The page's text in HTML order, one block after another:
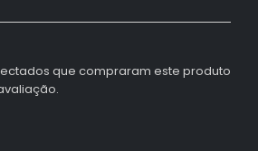
que compraram este produto